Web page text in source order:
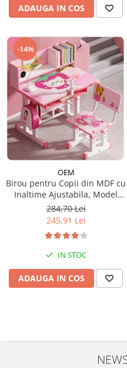
ADAUGA IN COS
-14%
OEM
Birou pentru Copii din MDF cu
Inaltime Ajustabila, Model
Capsunica Roz
284,70 Lei
245,91 Lei
IN STOC
ADAUGA IN COS